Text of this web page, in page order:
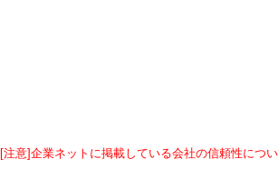
[注意]企業ネットに掲載している会社の信頼性につ